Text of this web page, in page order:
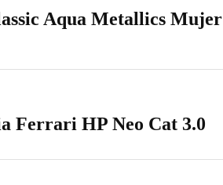
Aqua Metallics Mujer
Ferrari HP Neo Cat 3.0